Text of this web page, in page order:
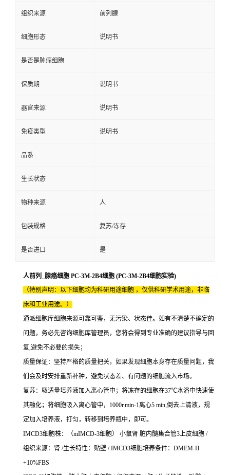
组织来源 前列腺
细胞形态 说明书
是否是肿瘤细胞
保质期 说明书
器官来源 说明书
免疫类型 说明书
品系
生长状态
物种来源 人
包装规格 复苏/冻存
是否进口 是
人前列_腺癌细胞 PC-3M-2B4细胞 (PC-3M-2B4细胞实验)
（特别声明：以下细胞均为科研用途细胞 ，仅供科研学术用途，非临
床和工业用途。）
通派细胞库细胞来源可靠可鉴，无污染、状态佳。如有不清楚不确定的
问题，务必先咨询细胞库管理员，您将会得到专业准确的建议指导与回
复,避免不必要的损失；
质量保证：坚持严格的质量把关，如果发现细胞本身存在质量问题，我
们会及时安排重新补种，避免状态差、有问题的细胞流入市场。
复苏：取适量培养液加入离心管中；将冻存的细胞在37℃水浴中快速使
其融化；将细胞吸入离心管中，1000r.min-1离心5 min,倒去上清液，规
定加入培养液，打匀，转移到培养瓶中，即可。
IMCD3细胞株：（mIMCD-3细胞） 小鼠肾 脏内髓集合管3上皮细胞 /
组织来源：肾 /生长特性：贴壁 / IMCD3细胞培养条件：DMEM-H
+10%FBS